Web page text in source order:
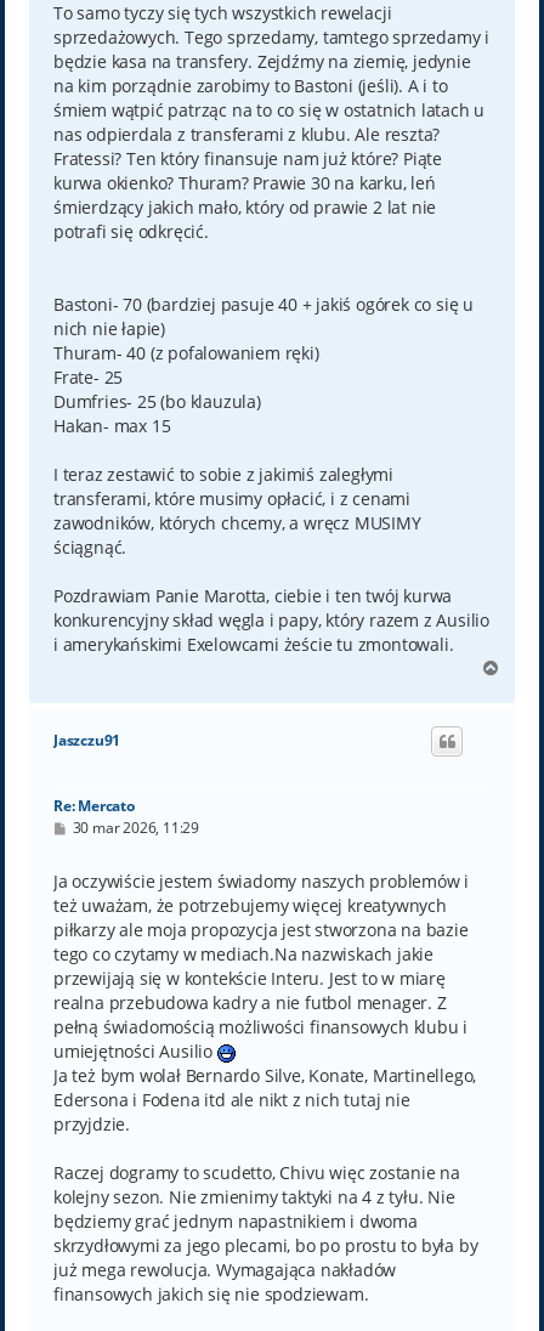
To samo tyczy się tych wszystkich rewelacji
sprzedażowych. Tego sprzedamy, tamtego sprzedamy i
będzie kasa na transfery. Zejdźmy na ziemię, jedynie
na kim porządnie zarobimy to Bastoni (jeśli). A i to
śmiem wątpić patrząc na to co się w ostatnich latach u
nas odpierdala z transferami z klubu. Ale reszta?
Fratessi? Ten który finansuje nam już które? Piąte
kurwa okienko? Thuram? Prawie 30 na karku, leń
śmierdzący jakich mało, który od prawie 2 lat nie
potrafi się odkręcić.
Bastoni- 70 (bardziej pasuje 40 + jakiś ogórek co się u
nich nie łapie)
Thuram- 40 (z pofalowaniem ręki)
Frate- 25
Dumfries- 25 (bo klauzula)
Hakan- max 15
I teraz zestawić to sobie z jakimiś zaległymi
transferami, które musimy opłacić, i z cenami
zawodników, których chcemy, a wręcz MUSIMY
ściągnąć.
Pozdrawiam Panie Marotta, ciebie i ten twój kurwa
konkurencyjny skład węgla i papy, który razem z Ausilio
i amerykańskimi Exelowcami żeście tu zmontowali.
g
Jaszczu91
Re: Mercato
P
t
30 mar 2026, 11:29
Ja oczywiście jestem świadomy naszych problemów i
też uważam, że potrzebujemy więcej kreatywnych
piłkarzy ale moja propozycja jest stworzona na bazie
tego co czytamy w mediach.Na nazwiskach jakie
przewijają się w kontekście Interu. Jest to w miarę
realna przebudowa kadry a nie futbol menager. Z
pełną świadomością możliwości finansowych klubu i
umiejętności Ausilio
Ja też bym wolał Bernardo Silve, Konate, Martinellego,
Edersona i Fodena itd ale nikt z nich tutaj nie
przyjdzie.
Raczej dogramy to scudetto, Chivu więc zostanie na
kolejny sezon. Nie zmienimy taktyki na 4 z tyłu. Nie
będziemy grać jednym napastnikiem i dwoma
skrzydłowymi za jego plecami, bo po prostu to była by
już mega rewolucja. Wymagająca nakładów
finansowych jakich się nie spodziewam.